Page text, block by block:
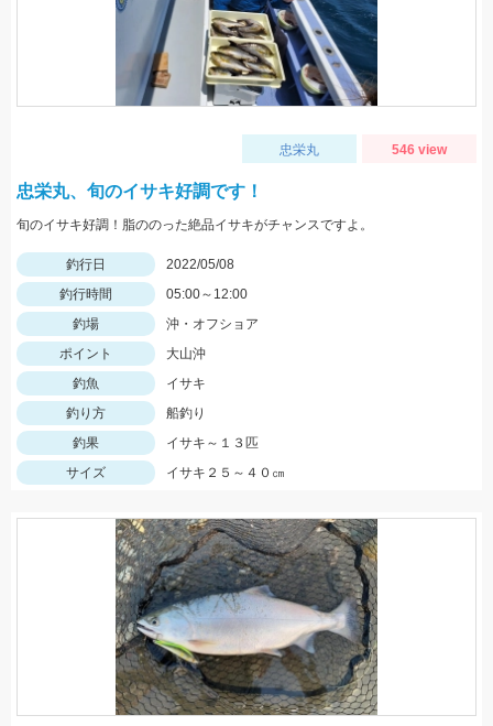
忠栄丸 546 view
忠栄丸、旬のイサキ好調です！
旬のイサキ好調！脂ののった絶品イサキがチャンスですよ。
釣行日
2022/05/08
釣行時間
05:00～12:00
釣場
沖・オフショア
ポイント
大山沖
釣魚
イサキ
釣り方
船釣り
釣果
イサキ～１３匹
サイズ
イサキ２５～４０㎝